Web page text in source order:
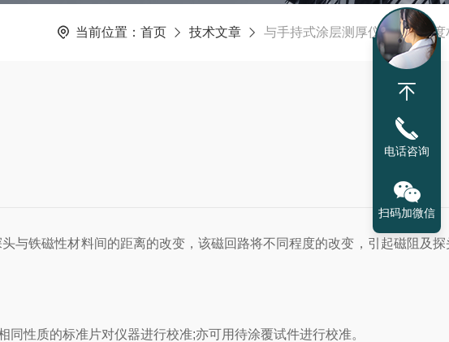
当前位置： 首页 技术文章 与手持式涂层测厚仪测量值精
与铁磁性材料间的距离的改变，该磁回路将不同程度的改变，引起磁阻及
性质的标准片对仪器进行校准;亦可用待涂覆试件进行校准。
电话咨询
扫码加微信